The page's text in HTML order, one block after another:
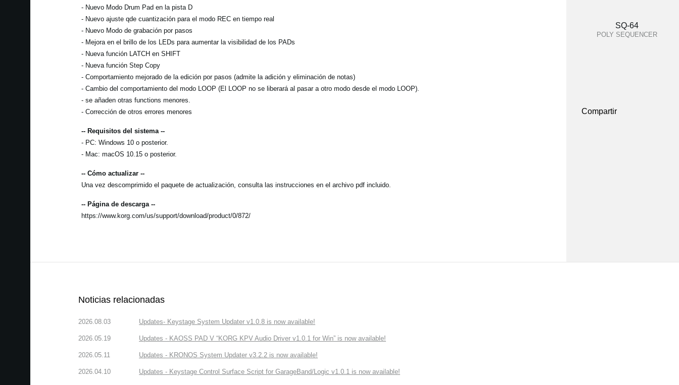
- Nuevo Modo Drum Pad en la pista D
- Nuevo ajuste qde cuantización para el modo REC en tiempo real
- Nuevo Modo de grabación por pasos
- Mejora en el brillo de los LEDs para aumentar la visibilidad de los PADs
- Nueva función LATCH en SHIFT
- Nueva función Step Copy
- Comportamiento mejorado de la edición por pasos (admite la adición y eliminación de notas)
- Cambio del comportamiento del modo LOOP (El LOOP no se liberará al pasar a otro modo desde el modo LOOP).
- se añaden otras functions menores.
- Corrección de otros errores menores
-- Requisitos del sistema --
- PC: Windows 10 o posterior.
- Mac: macOS 10.15 o posterior.
-- Cómo actualizar --
Una vez descomprimido el paquete de actualización, consulta las instrucciones en el archivo pdf incluido.
-- Página de descarga --
https://www.korg.com/us/support/download/product/0/872/
SQ-64
POLY SEQUENCER
Compartir
Noticias relacionadas
2026.08.03 Updates- Keystage System Updater v1.0.8 is now available!
2026.05.19 Updates - KAOSS PAD V “KORG KPV Audio Driver v1.0.1 for Win” is now available!
2026.05.11 Updates - KRONOS System Updater v3.2.2 is now available!
2026.04.10 Updates - Keystage Control Surface Script for GarageBand/Logic v1.0.1 is now available!